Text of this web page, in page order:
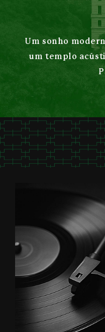
Um sonho
um templo